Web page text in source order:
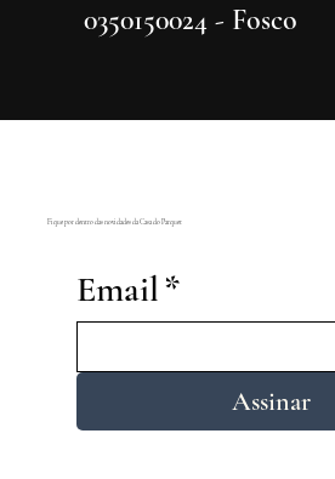
0350150024 - Fosco
Email*
Assinar
Fique por dentro das novidades da Casa do Parquet